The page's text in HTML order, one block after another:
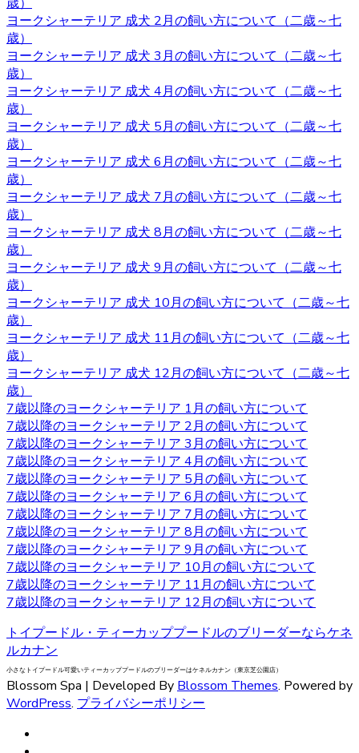
えの際にはベベドールにお任せください。
2020.10.16
子犬を購入するにあたって重要なポイントとなるのが、健
康状態やワクチンの接種状況のことです。ベベドールで
は、紹介ページに記載があります通り、ワクチンの接種
や、それと合わせて健康診断も行っておりますので、お客
様の元に元気で健康な猫ちゃんをお届けすることが可能で
す。 ヨークシャーテリア購入をご検討の際は、私どもベベ
ドール にお任せ下さい。
2020.10.9
ベベドールは近鉄河内松原駅の近くに見学スペースがござ
います。お越しの際には駅まで送迎させていただきます。
見学スペースではかわいい子犬たちが皆様をお待ちしてい
ます。突然訪問していただいて見学していただくことはで
きないので、お越しの際にはあらかじめご予約をとってい
ただくようよろしくお願いいたします。ご検討の際にはお
気軽にお問い合わせください。
2020.10.2
ヨークシャーテリアは物覚えが早くしつけやすいと言われ
ています。気の強さと頑固さを持ちあわせるので、しっか
りとしつけてあげてください。 飼い主がリーダーだという
ことを示すことで、主従関係を構築したうえで信頼関係を
結ぶことができます。 自分のテリトリーをしっかりと守ろ
うとするので、番犬としても適しています。吠え癖を持っ
た犬もいますが、しつけで矯正できるので心配はいりませ
ん。しつけやヨークシャーテリアについてお悩みの際は、
是非当店にご相談下さい。
2020.9.25
ヨーキーといった愛称で広く親しまれています。 非常に細
い被毛を持ちながら、シングルコートであり抜け毛が少な
いなどの特徴があります。垂れ下がるほど長い被毛が挙げ
られ、カットの仕方によって雰囲気が違ってきます。被毛
を伸ばし続ける場合はラッピングという、長い被毛をひと
も人気の一つです。被毛を伸ばし続ける場合はラッピング
ヨークシャーテリア 成犬 2月の飼い方について（二歳～七
歳）
ヨークシャーテリア 成犬 3月の飼い方について（二歳～七
歳）
ヨークシャーテリア 成犬 4月の飼い方について（二歳～七
歳）
ヨークシャーテリア 成犬 5月の飼い方について（二歳～七
歳）
ヨークシャーテリア 成犬 6月の飼い方について（二歳～七
歳）
ヨークシャーテリア 成犬 7月の飼い方について（二歳～七
歳）
ヨークシャーテリア 成犬 8月の飼い方について（二歳～七
歳）
ヨークシャーテリア 成犬 9月の飼い方について（二歳～七
歳）
ヨークシャーテリア 成犬 10月の飼い方について（二歳～七
歳）
ヨークシャーテリア 成犬 11月の飼い方について（二歳～七
歳）
ヨークシャーテリア 成犬 12月の飼い方について（二歳～七
歳）
7歳以降のヨークシャーテリア 1月の飼い方について
7歳以降のヨークシャーテリア 2月の飼い方について
7歳以降のヨークシャーテリア 3月の飼い方について
7歳以降のヨークシャーテリア 4月の飼い方について
7歳以降のヨークシャーテリア 5月の飼い方について
7歳以降のヨークシャーテリア 6月の飼い方について
7歳以降のヨークシャーテリア 7月の飼い方について
7歳以降のヨークシャーテリア 8月の飼い方について
7歳以降のヨークシャーテリア 9月の飼い方について
7歳以降のヨークシャーテリア 10月の飼い方について
7歳以降のヨークシャーテリア 11月の飼い方について
7歳以降のヨークシャーテリア 12月の飼い方について
トイプードル・ティーカッププードルのブリーダーならケネ
ルカナン
小さなトイプードル可愛いティーカッププードルのブリーダーはケネルカナン（東京芝公園店）
Blossom Spa | Developed By Blossom Themes. Powered by
WordPress. プライバシーポリシー